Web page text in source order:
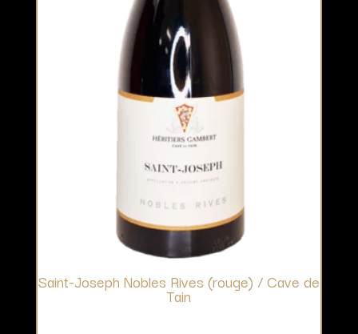
Saint-Joseph Nobles Rives (rouge) / Cave de
Tain